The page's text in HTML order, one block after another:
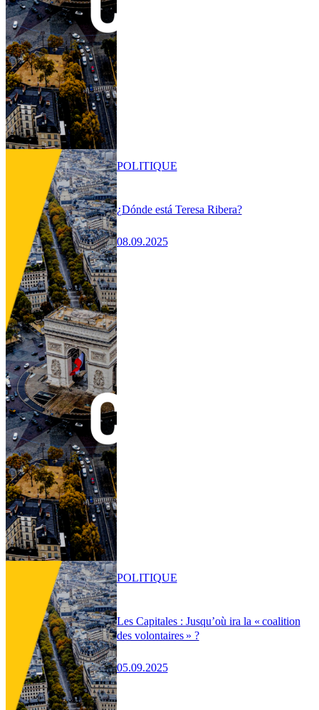
¿Dónde está Teresa Ribera?
08.09.2025
POLITIQUE
Les Capitales : Jusqu’où ira la « coalition
des volontaires » ?
05.09.2025
POLITIQUE